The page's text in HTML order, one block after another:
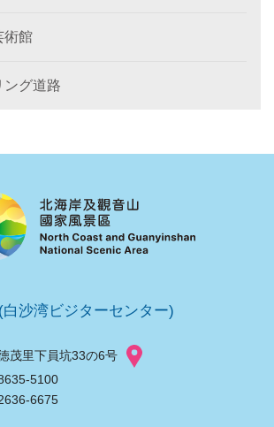
術館
ング道路
沙湾ビジターセンター)
茂里下員坑33の6号
5100
6675